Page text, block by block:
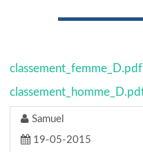
classement_femme_D.pdf
Samuel
19-05-2015